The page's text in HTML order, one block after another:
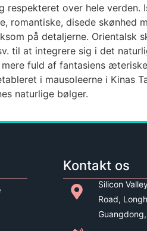
respekteret over hele
romantiske, disede skønhed
på detaljerne. Orientalsk
til at integrere sig i det
fuld af fantasiens
i mausoleerne i Kinas
naturlige bølger.
Kontakt os
Silicon
Road,